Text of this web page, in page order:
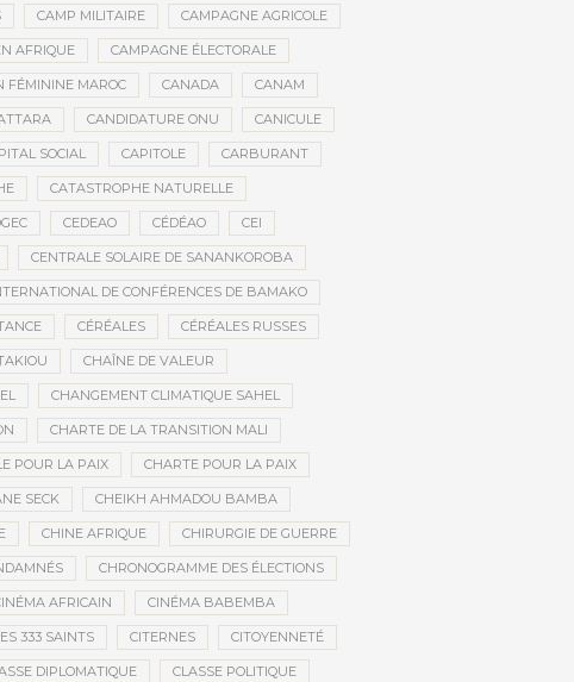
CAMP MILITAIRE CAMPAGNE AGRICOLE
AFRIQUE CAMPAGNE ÉLECTORALE
FÉMININE MAROC CANADA CANAM
CANDIDATURE ONU CANICULE
SOCIAL CAPITOLE CARBURANT
CATASTROPHE NATURELLE
CEDEAO CÉDÉAO CEI
CENTRALE SOLAIRE DE SANANKOROBA
DE CONFÉRENCES DE BAMAKO
CÉRÉALES CÉRÉALES RUSSES
CHAÎNE DE VALEUR
CHANGEMENT CLIMATIQUE SAHEL
CHARTE DE LA TRANSITION MALI
POUR LA PAIX CHARTE POUR LA PAIX
SECK CHEIKH AHMADOU BAMBA
CHINE AFRIQUE CHIRURGIE DE GUERRE
CHRONOGRAMME DES ÉLECTIONS
AFRICAIN CINÉMA BABEMBA
333 SAINTS CITERNES CITOYENNETÉ
DIPLOMATIQUE CLASSE POLITIQUE